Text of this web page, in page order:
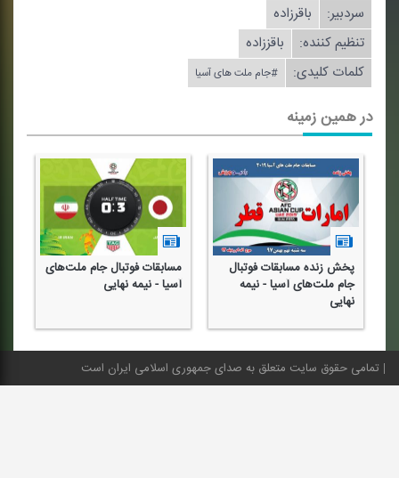
سردبیر:
باقرزاده
تنظیم كننده:
باقززاده
کلمات کلیدی:
#جام ملت های آسیا
در همین زمینه
پخش زنده مسابقات فوتبال
جام ملت‌های آسیا - نیمه
نهایی
مسابقات فوتبال جام ملت‌های
آسیا - نیمه نهایی
تمامی حقوق سایت متعلق به صدای جمهوری اسلامی ایران است